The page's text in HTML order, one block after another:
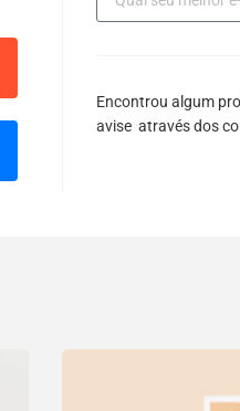
Encontrou algum
avise através dos